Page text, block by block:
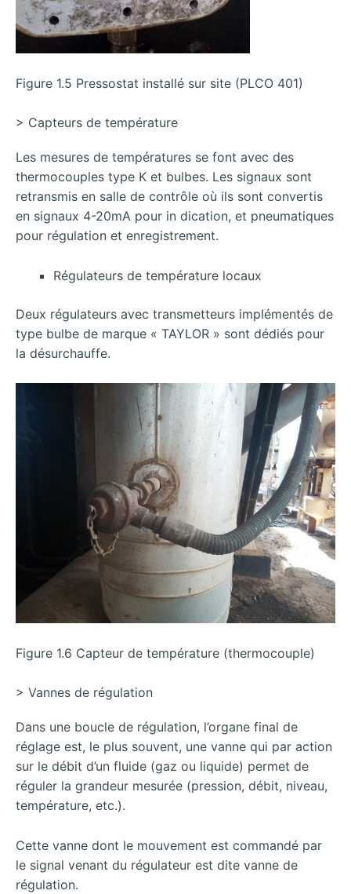
Figure 1.5 Pressostat installé sur site (PLCO 401)
> Capteurs de température
Les mesures de températures se font avec des
thermocouples type K et bulbes. Les signaux sont
retransmis en salle de contrôle où ils sont convertis
en signaux 4-20mA pour in dication, et pneumatiques
pour régulation et enregistrement.
Régulateurs de température locaux
Deux régulateurs avec transmetteurs implémentés de
type bulbe de marque « TAYLOR » sont dédiés pour
la désurchauffe.
Figure 1.6 Capteur de température (thermocouple)
> Vannes de régulation
Dans une boucle de régulation, l’organe final de
réglage est, le plus souvent, une vanne qui par action
sur le débit d’un fluide (gaz ou liquide) permet de
réguler la grandeur mesurée (pression, débit, niveau,
température, etc.).
Cette vanne dont le mouvement est commandé par
le signal venant du régulateur est dite vanne de
régulation.